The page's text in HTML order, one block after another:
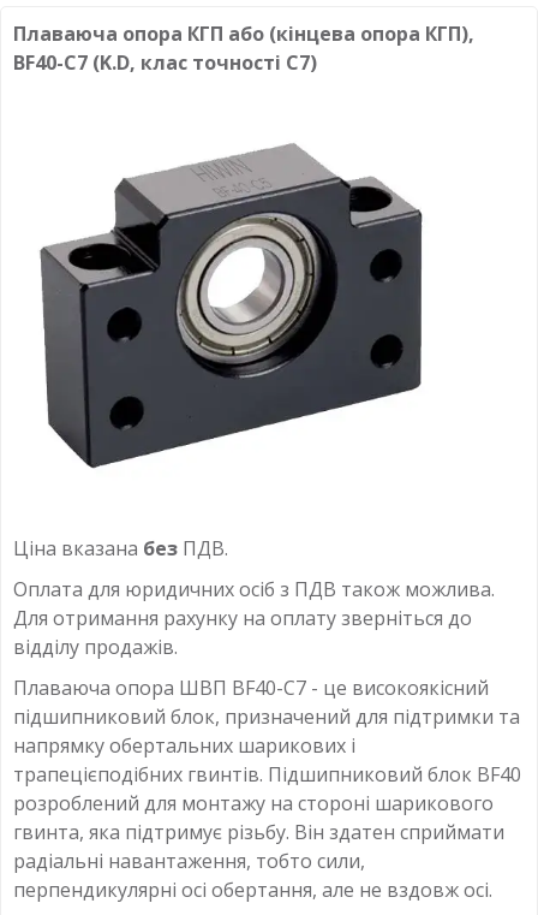
Плаваюча опора КГП або (кінцева опора КГП),
BF40-C7 (K.D, клас точності С7)
Ціна вказана без ПДВ.
Оплата для юридичних осіб з ПДВ також можлива.
Для отримання рахунку на оплату зверніться до
відділу продажів.
Плаваюча опора ШВП BF40-C7 - це високоякісний
підшипниковий блок, призначений для підтримки та
напрямку обертальних шарикових і
трапецієподібних гвинтів. Підшипниковий блок BF40
розроблений для монтажу на стороні шарикового
гвинта, яка підтримує різьбу. Він здатен сприймати
радіальні навантаження, тобто сили,
перпендикулярні осі обертання, але не вздовж осі.